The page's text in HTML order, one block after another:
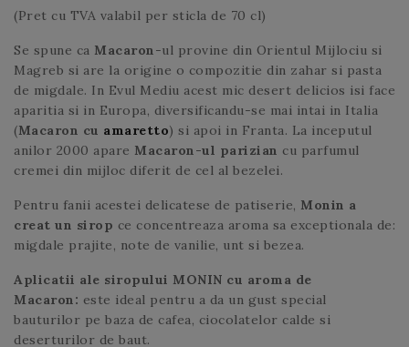
(Pret cu TVA valabil per sticla de 70 cl)
Se spune ca Macaron-ul provine din Orientul Mijlociu si
Magreb si are la origine o compozitie din zahar si pasta
de migdale. In Evul Mediu acest mic desert delicios isi face
aparitia si in Europa, diversificandu-se mai intai in Italia
(Macaron cu amaretto) si apoi in Franta. La inceputul
anilor 2000 apare Macaron-ul parizian cu parfumul
cremei din mijloc diferit de cel al bezelei.
Pentru fanii acestei delicatese de patiserie, Monin a
creat un sirop ce concentreaza aroma sa exceptionala de:
migdale prajite, note de vanilie, unt si bezea.
Aplicatii ale siropului MONIN cu aroma de
Macaron: este ideal pentru a da un gust special
bauturilor pe baza de cafea, ciocolatelor calde si
deserturilor de baut.